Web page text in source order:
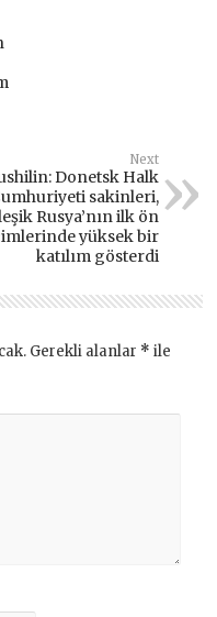
Next
Donetsk Halk
sakinleri,
Rusya’nın ilk ön
yüksek bir
katılım gösterdi
Gerekli alanlar * ile